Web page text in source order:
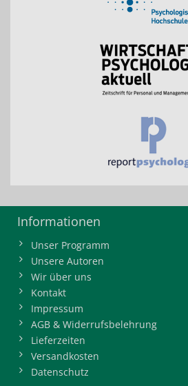
Informationen
Unser Programm
Unsere Autoren
Wir über uns
Kontakt
Impressum
AGB & Widerrufsbelehrung
Lieferzeiten
Versandkosten
Datenschutz